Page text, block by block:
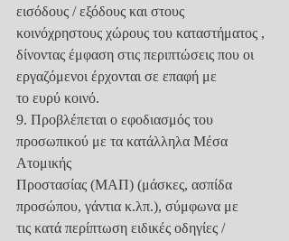
εισόδους / εξόδους και στους
κοινόχρηστους χώρους του καταστήματος ,
δίνοντας έμφαση στις περιπτώσεις που οι
εργαζόμενοι έρχονται σε επαφή με
το ευρύ κοινό.
9. Προβλέπεται ο εφοδιασμός του
προσωπικού με τα κατάλληλα Μέσα
Ατομικής
Προστασίας (ΜΑΠ) (μάσκες, ασπίδα
προσώπου, γάντια κ.λπ.), σύμφωνα με
τις κατά περίπτωση ειδικές οδηγίες /